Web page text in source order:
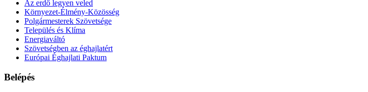
Az erdő legyen veled
Környezet-Élmény-Közösség
Polgármesterek Szövetsége
Település és Klíma
Energiaváltó
Szövetségben az éghajlatért
Európai Éghajlati Paktum
Belépés